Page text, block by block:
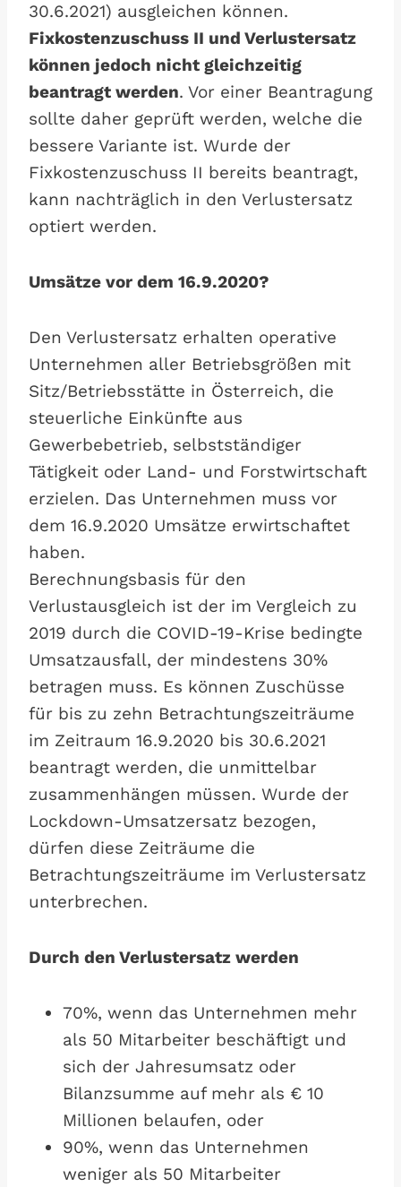
30.6.2021) ausgleichen können.
Fixkostenzuschuss II und Verlustersatz
können jedoch nicht gleichzeitig
beantragt werden. Vor einer Beantragung
sollte daher geprüft werden, welche die
bessere Variante ist. Wurde der
Fixkostenzuschuss II bereits beantragt,
kann nachträglich in den Verlustersatz
optiert werden.
Umsätze vor dem 16.9.2020?
Den Verlustersatz erhalten operative
Unternehmen aller Betriebsgrößen mit
Sitz/Betriebsstätte in Österreich, die
steuerliche Einkünfte aus
Gewerbebetrieb, selbstständiger
Tätigkeit oder Land- und Forstwirtschaft
erzielen. Das Unternehmen muss vor
dem 16.9.2020 Umsätze erwirtschaftet
haben.
Berechnungsbasis für den
Verlustausgleich ist der im Vergleich zu
2019 durch die COVID-19-Krise bedingte
Umsatzausfall, der mindestens 30%
betragen muss. Es können Zuschüsse
für bis zu zehn Betrachtungszeiträume
im Zeitraum 16.9.2020 bis 30.6.2021
beantragt werden, die unmittelbar
zusammenhängen müssen. Wurde der
Lockdown-Umsatzersatz bezogen,
dürfen diese Zeiträume die
Betrachtungszeiträume im Verlustersatz
unterbrechen.
Durch den Verlustersatz werden
70%, wenn das Unternehmen mehr
als 50 Mitarbeiter beschäftigt und
sich der Jahresumsatz oder
Bilanzsumme auf mehr als € 10
Millionen belaufen, oder
90%, wenn das Unternehmen
weniger als 50 Mitarbeiter